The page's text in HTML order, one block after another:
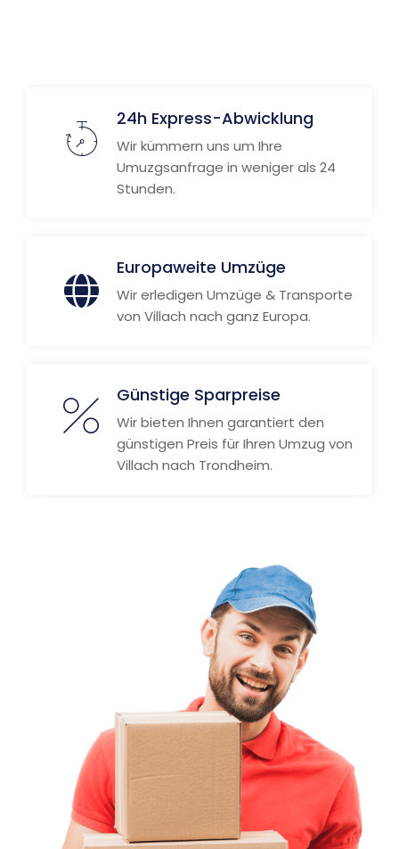
24h Express-Abwicklung
Wir kümmern uns um Ihre
Umuzgsanfrage in weniger als 24
Stunden.
Europaweite Umzüge
Wir erledigen Umzüge & Transporte
von Villach nach ganz Europa.
Günstige Sparpreise
Wir bieten Ihnen garantiert den
günstigen Preis für Ihren Umzug von
Villach nach Trondheim.